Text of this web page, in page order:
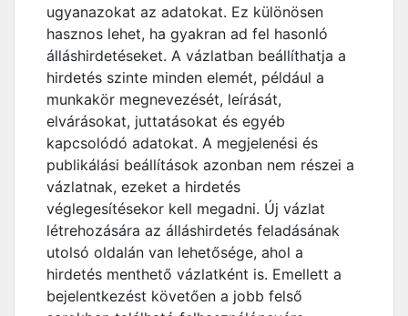
ugyanazokat az adatokat. Ez különösen
hasznos lehet, ha gyakran ad fel hasonló
álláshirdetéseket. A vázlatban beállíthatja a
hirdetés szinte minden elemét, például a
munkakör megnevezését, leírását,
elvárásokat, juttatásokat és egyéb
kapcsolódó adatokat. A megjelenési és
publikálási beállítások azonban nem részei a
vázlatnak, ezeket a hirdetés
véglegesítésekor kell megadni. Új vázlat
létrehozására az álláshirdetés feladásának
utolsó oldalán van lehetősége, ahol a
hirdetés menthető vázlatként is. Emellett a
bejelentkezést követően a jobb felső